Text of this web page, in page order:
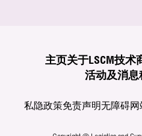
主页关于LSCM技术
活动及消息
私隐政策免责声明无障碍网